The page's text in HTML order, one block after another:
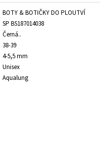
BOTY & BOTIČKY DO PLOUTVÍ
SP BS187014038
Černá..
38-39
4-5,5 mm
Unisex
Aqualung